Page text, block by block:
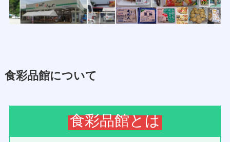
食彩品館について
食彩品館とは